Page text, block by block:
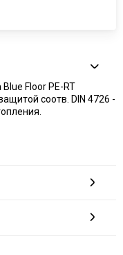
Floor PE-RT
соотв. DIN 4726 -